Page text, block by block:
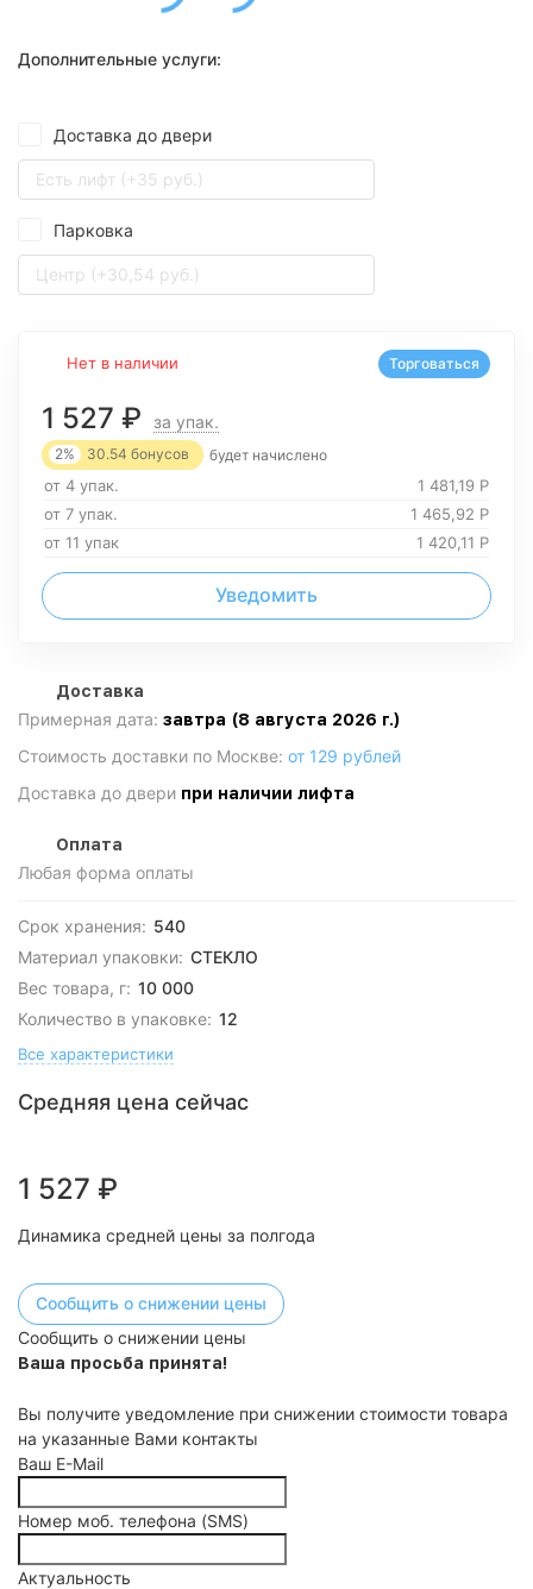
Дополнительные услуги:
Доставка до двери
Есть лифт (+35 руб.)
Парковка
Центр (+30,54 руб.)
Нет в наличии
1 527 ₽ за упак.
2% 30.54 бонусов будет начислено
от 4 упак. 1 481,19 Р
от 7 упак.
1 465,92 Р
от 11 упак
1 420,11 Р
Уведомить
Торговаться
Доставка
Примерная дата: завтра (8 августа 2026 г.)
Стоимость доставки по Москве: от 129 рублей
Доставка до двери при наличии лифта
Оплата
Любая форма оплаты
Срок хранения: 540
Материал упаковки: СТЕКЛО
Вес товара, г: 10 000
Количество в упаковке: 12
Все характеристики
Средняя цена сейчас
1 527 ₽
Динамика средней цены за полгода
Сообщить о снижении цены
Сообщить о снижении цены
Ваша просьба принята!
Вы получите уведомление при снижении стоимости товара
на указанные Вами контакты
Ваш E-Mail
Номер моб. телефона (SMS)
Актуальность